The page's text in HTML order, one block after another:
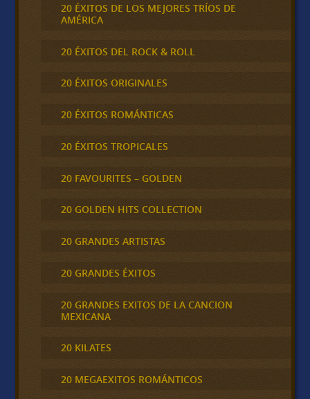
20 ÉXITOS DE LOS MEJORES TRÍOS DE
AMÉRICA
20 ÉXITOS DEL ROCK & ROLL
20 ÉXITOS ORIGINALES
20 ÉXITOS ROMÁNTICAS
20 ÉXITOS TROPICALES
20 FAVOURITES – GOLDEN
20 GOLDEN HITS COLLECTION
20 GRANDES ARTISTAS
20 GRANDES ÉXITOS
20 GRANDES EXITOS DE LA CANCION
MEXICANA
20 KILATES
20 MEGAEXITOS ROMÁNTICOS